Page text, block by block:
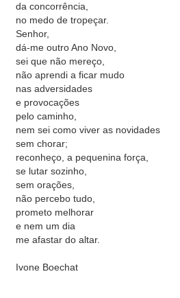
da concorrência,
no medo de tropeçar.
Senhor,
dá-me outro Ano Novo,
sei que não mereço,
não aprendi a ficar mudo
nas adversidades
e provocações
pelo caminho,
nem sei como viver as novidades
sem chorar;
reconheço, a pequenina força,
se lutar sozinho,
sem orações,
não percebo tudo,
prometo melhorar
e nem um dia
me afastar do altar.
Ivone Boechat